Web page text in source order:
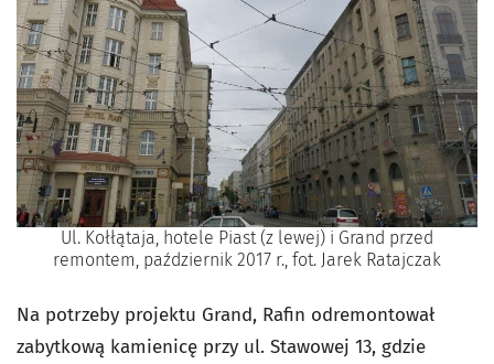
Ul. Kołłątaja, hotele Piast (z lewej) i Grand przed
remontem, październik 2017 r., fot. Jarek Ratajczak
Na potrzeby projektu Grand, Rafin odremontował
zabytkową kamienicę przy ul. Stawowej 13, gdzie